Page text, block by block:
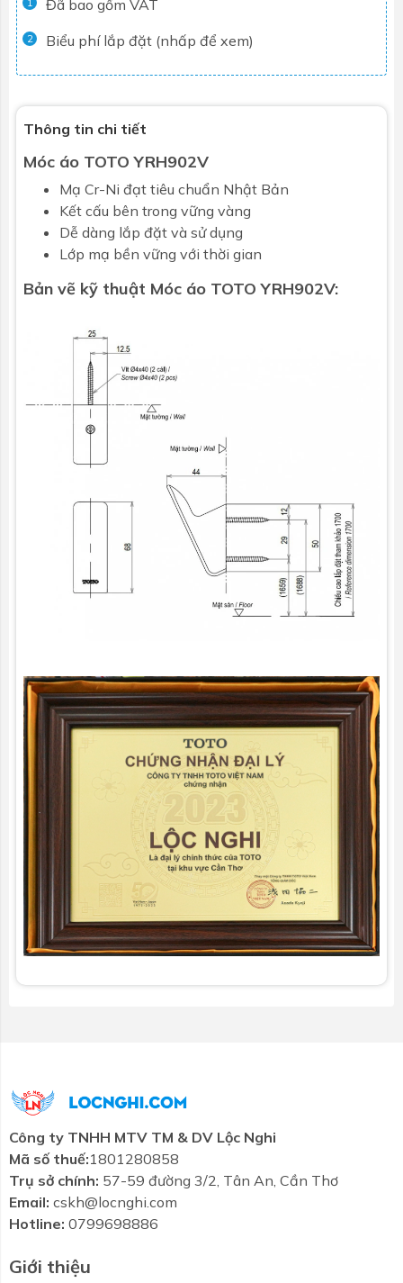
Đã bao gồm VAT
2 Biểu phí lắp đặt (nhấp để xem)
Thông tin chi tiết
Móc áo TOTO YRH902V
Mạ Cr-Ni đạt tiêu chuẩn Nhật Bản
Kết cấu bên trong vững vàng
Dễ dàng lắp đặt và sử dụng
Lớp mạ bền vững với thời gian
Bản vẽ kỹ thuật Móc áo TOTO YRH902V:
Công ty TNHH MTV TM & DV Lộc Nghi
Mã số thuế:1801280858
Trụ sở chính: 57-59 đường 3/2, Tân An, Cần Thơ
Email: cskh@locnghi.com
Hotline: 0799698886
Giới thiệu